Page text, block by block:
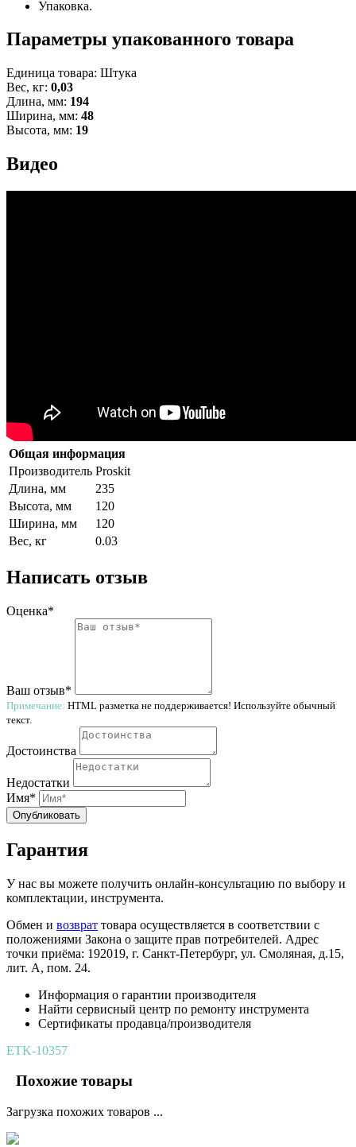
Упаковка.
Параметры упакованного товара
Единица товара: Штука
Вес, кг: 0,03
Длина, мм: 194
Ширина, мм: 48
Высота, мм: 19
Видео
Общая информация
Производитель Proskit
Длина, мм
235
Высота, мм
120
Ширина, мм
120
Вес, кг
0.03
Написать отзыв
Оценка*
Ваш отзыв*
Примечание: HTML разметка не поддерживается! Используйте обычный
текст.
Достоинства
Недостатки
Имя*
Опубликовать
Гарантия
У нас вы можете получить онлайн-консультацию по выбору и
комплектации, инструмента.
Обмен и возврат товара осуществляется в соответствии с
положениями Закона о защите прав потребителей. Адрес
точки приёма: 192019, г. Санкт-Петербург, ул. Смоляная, д.15,
лит. А, пом. 24.
Информация о гарантии производителя
Найти сервисный центр по ремонту инструмента
Сертификаты продавца/производителя
ETK-10357
Похожие товары
Загрузка похожих товаров ...